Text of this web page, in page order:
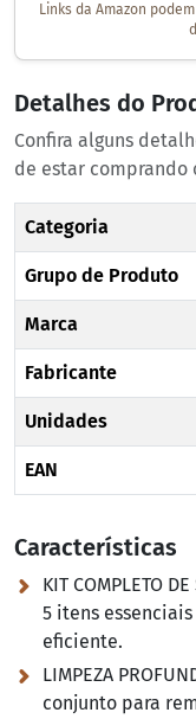
Links da Amazon
Detalhes do
Confira alguns
de estar comprando
Categoria
Grupo de Produto
Marca
Fabricante
Unidades
EAN
Características
KIT COMPLETO
5 itens
eficiente.
LIMPEZA
conjunto para